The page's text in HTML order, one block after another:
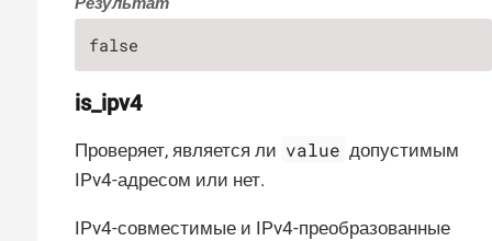
false
is_ipv4
Проверяет, является ли value допустимым
IPv4-адресом или нет.
IPv4-совместимые и IPv4-преобразованные